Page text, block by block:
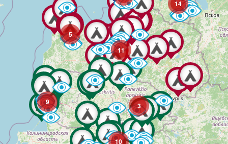
3
14
11
9
5
10